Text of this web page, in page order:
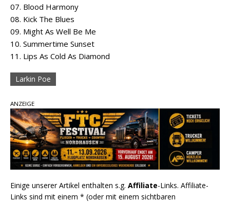
07. Blood Harmony
08. Kick The Blues
09. Might As Well Be Me
10. Summertime Sunset
11. Lips As Cold As Diamond
Larkin Poe
ANZEIGE
Einige unserer Artikel enthalten s.g. Affiliate-Links. Affiliate-
Links sind mit einem * (oder mit einem sichtbaren